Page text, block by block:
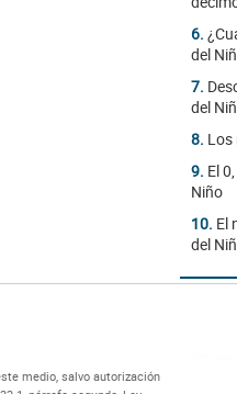
6.
del
7.
del
8. Los
9. El
Niño
10. El
del
medio, salvo autorización